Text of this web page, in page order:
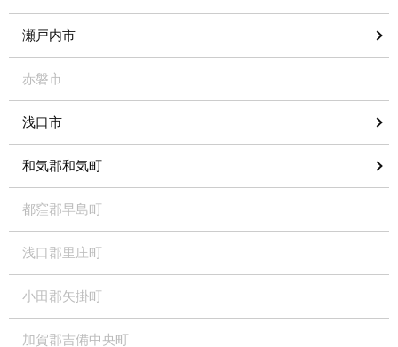
瀬戸内市
赤磐市
浅口市
和気郡和気町
都窪郡早島町
浅口郡里庄町
小田郡矢掛町
加賀郡吉備中央町